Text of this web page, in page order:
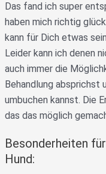
Das fand ich super
haben mich richtig
kann für Dich etwas
Leider kann ich denen
auch immer die
Behandlung absprichst
umbuchen kannst. Die
das das möglich
Besonderheiten
Hund: